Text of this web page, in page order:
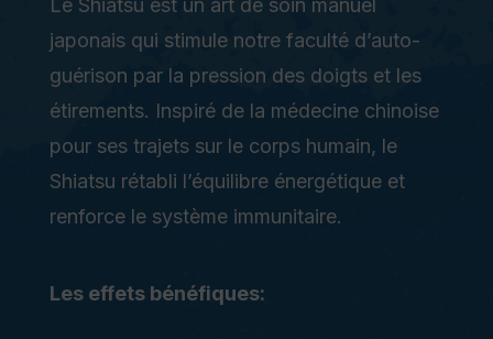
Le Shiatsu est un art de soin manuel
japonais qui stimule notre faculté d’auto-
guérison par la pression des doigts et les
étirements. Inspiré de la médecine chinoise
pour ses trajets sur le corps humain, le
Shiatsu rétabli l’équilibre énergétique et
renforce le système immunitaire.
Les effets bénéfiques: